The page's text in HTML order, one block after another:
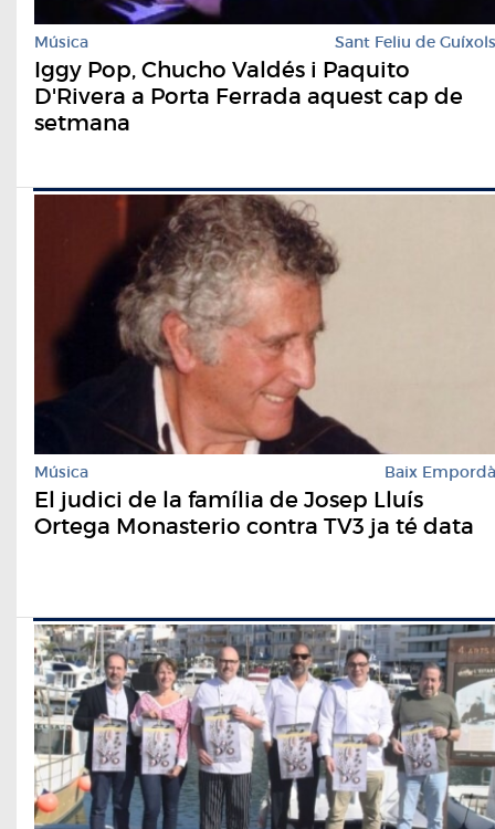
Música Sant Feliu de Guíxols
Iggy Pop, Chucho Valdés i Paquito
D'Rivera a Porta Ferrada aquest cap de
setmana
Música Baix Empordà
El judici de la família de Josep Lluís
Ortega Monasterio contra TV3 ja té data